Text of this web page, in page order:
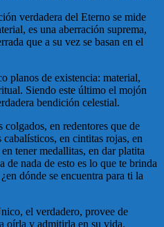
verdadera del Eterno se mide
es una aberración suprema,
que a su vez se basan en el
planos de existencia: material,
Siendo este último el mojón
bendición celestial.
en redentores que de
en cintitas rojas, en
tener medallitas, en dar platita
de nada de esto es lo que te brinda
dónde se encuentra para ti la
el verdadero, provee de
oírla y admitirla en su vida.